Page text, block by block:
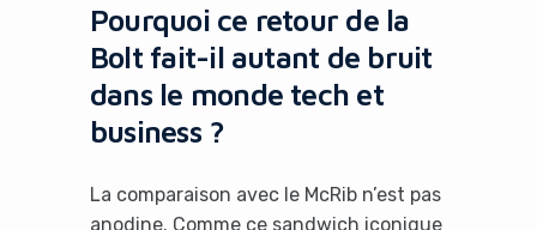
Pourquoi ce retour de la
Bolt fait-il autant de bruit
dans le monde tech et
business ?
La comparaison avec le McRib n’est pas
anodine. Comme ce sandwich iconique